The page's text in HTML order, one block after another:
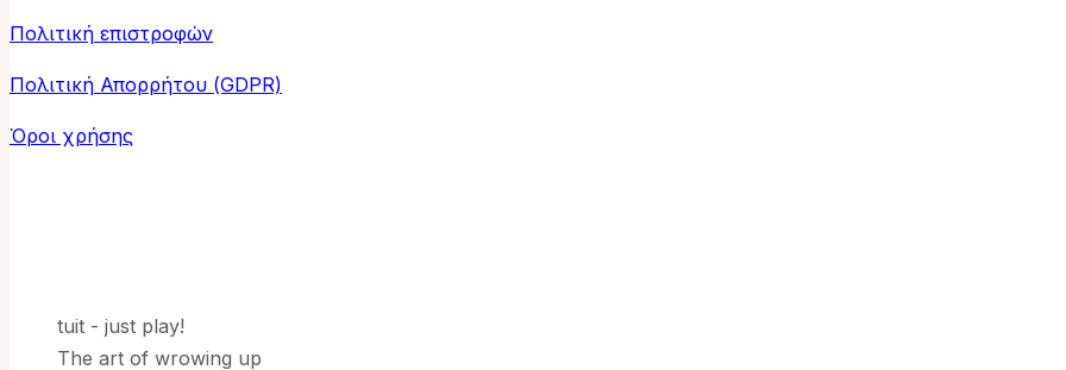
Πολιτική επιστροφών
Πολιτική Απορρήτου (GDPR)
Όροι χρήσης
tuit - just play!
The art of wrowing up